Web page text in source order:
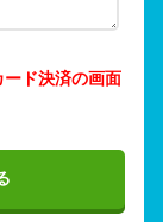
ド決済の画面